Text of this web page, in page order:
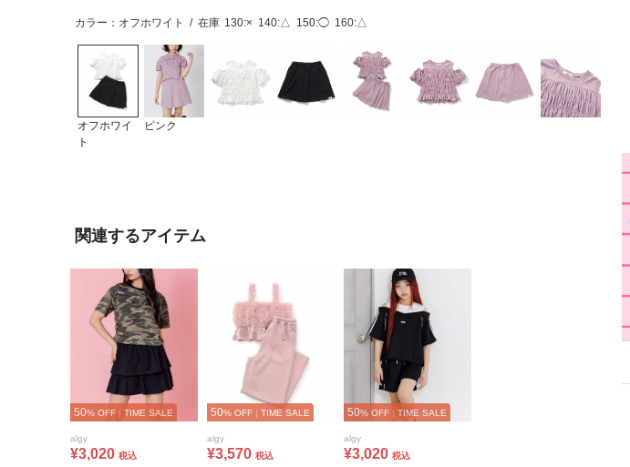
カラー：オフホワイト / 在庫 130:× 140:△ 150:◯ 160:△
オフホワイ
ト
ピンク
関連するアイテム
50% OFF | TIME SALE
algy
¥3,020 税込
50% OFF | TIME SALE
algy
¥3,570 税込
50% OFF | TIME SALE
algy
¥3,020 税込